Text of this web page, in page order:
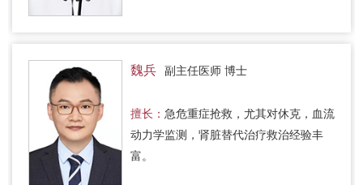
魏兵 副主任医师 博士
擅长： 急危重症抢救，尤其对休克，血流
动力学监测，肾脏替代治疗救治经验丰
富。